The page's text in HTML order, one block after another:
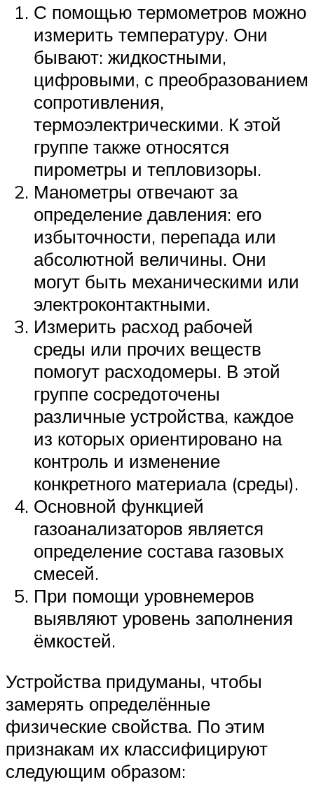
С помощью термометров можно
измерить температуру. Они
бывают: жидкостными,
цифровыми, с преобразованием
сопротивления,
термоэлектрическими. К этой
группе также относятся
пирометры и тепловизоры.
Манометры отвечают за
определение давления: его
избыточности, перепада или
абсолютной величины. Они
могут быть механическими или
электроконтактными.
Измерить расход рабочей
среды или прочих веществ
помогут расходомеры. В этой
группе сосредоточены
различные устройства, каждое
из которых ориентировано на
контроль и изменение
конкретного материала (среды).
Основной функцией
газоанализаторов является
определение состава газовых
смесей.
При помощи уровнемеров
выявляют уровень заполнения
ёмкостей.
Устройства придуманы, чтобы
замерять определённые
физические свойства. По этим
признакам их классифицируют
следующим образом: